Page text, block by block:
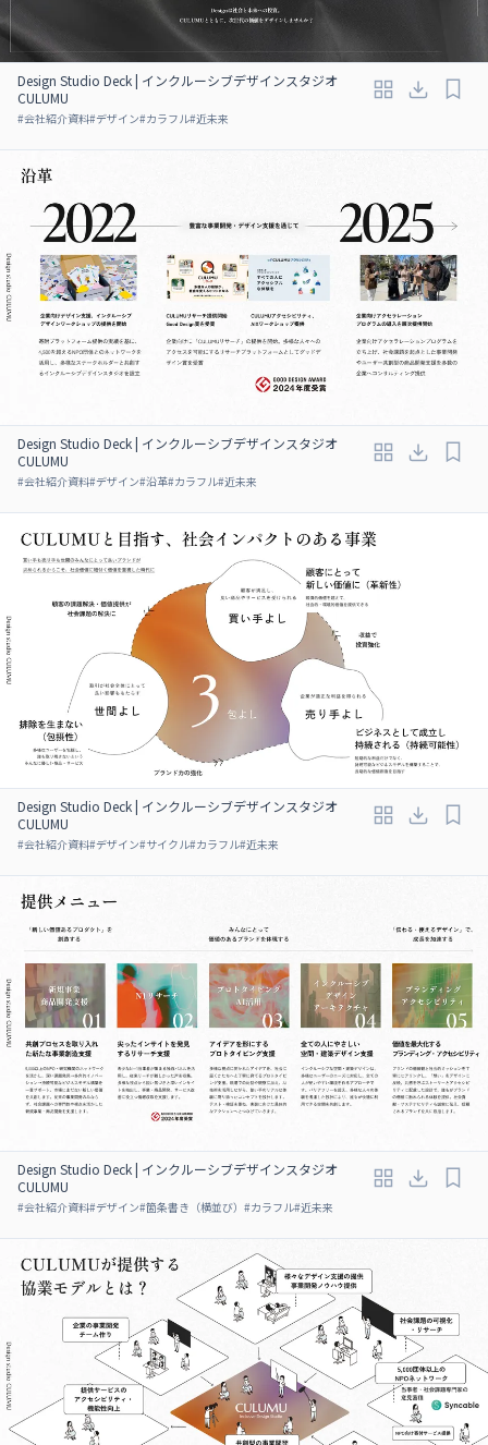
Design Studio Deck | インクルーシブデザインスタジオ
CULUMU
#会社紹介資料#デザイン#カラフル#近未来
Design Studio Deck | インクルーシブデザインスタジオ
CULUMU
#会社紹介資料#デザイン#沿革#カラフル#近未来
Design Studio Deck | インクルーシブデザインスタジオ
CULUMU
#会社紹介資料#デザイン#サイクル#カラフル#近未来
Design Studio Deck | インクルーシブデザインスタジオ
CULUMU
#会社紹介資料#デザイン#箇条書き（横並び） #カラフル#近未来